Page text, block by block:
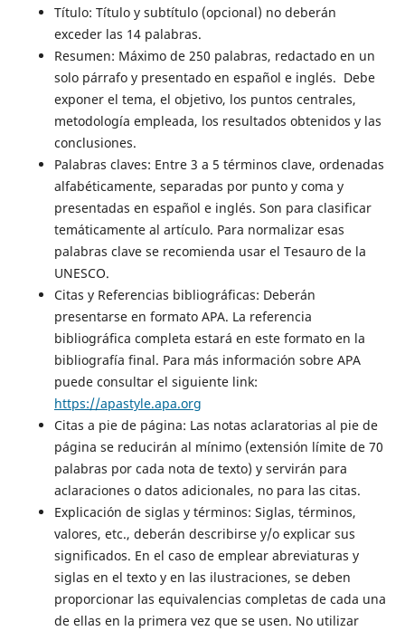
Título: Título y subtítulo (opcional) no deberán
exceder las 14 palabras.
Resumen: Máximo de 250 palabras, redactado en un
solo párrafo y presentado en español e inglés. Debe
exponer el tema, el objetivo, los puntos centrales,
metodología empleada, los resultados obtenidos y las
conclusiones.
Palabras claves: Entre 3 a 5 términos clave, ordenadas
alfabéticamente, separadas por punto y coma y
presentadas en español e inglés. Son para clasificar
temáticamente al artículo. Para normalizar esas
palabras clave se recomienda usar el Tesauro de la
UNESCO.
Citas y Referencias bibliográficas: Deberán
presentarse en formato APA. La referencia
bibliográfica completa estará en este formato en la
bibliografía final. Para más información sobre APA
puede consultar el siguiente link:
https://apastyle.apa.org
Citas a pie de página: Las notas aclaratorias al pie de
página se reducirán al mínimo (extensión límite de 70
palabras por cada nota de texto) y servirán para
aclaraciones o datos adicionales, no para las citas.
Explicación de siglas y términos: Siglas, términos,
valores, etc., deberán describirse y/o explicar sus
significados. En el caso de emplear abreviaturas y
siglas en el texto y en las ilustraciones, se deben
proporcionar las equivalencias completas de cada una
de ellas en la primera vez que se usen. No utilizar